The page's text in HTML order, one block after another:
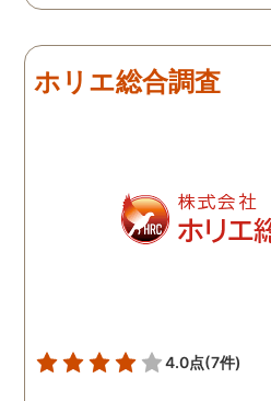
ホリエ総合調査
4.0点(7件)